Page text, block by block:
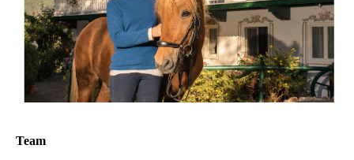
Team